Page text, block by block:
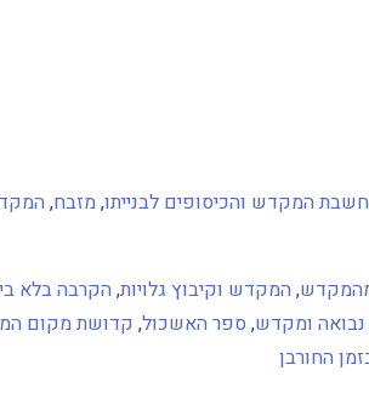
המקדש והכיסופים לבנייתו,מזבח,
, המקדש וקיבוץ גלויות, הקרבה בלא
נבואה ומקדש, ספר האשכול, קדושת מקום
החורבן